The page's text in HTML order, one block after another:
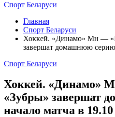
Спорт Беларуси
Главная
Спорт Беларуси
Хоккей. «Динамо» Мн —
завершат домашнюю
Спорт Беларуси
Хоккей. «Динамо»
«Зубры» завершат
начало матча в 19.10